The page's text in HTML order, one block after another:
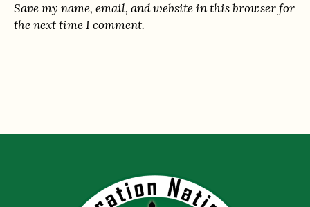
Save my name, email, and website in this browser for
the next time I comment.